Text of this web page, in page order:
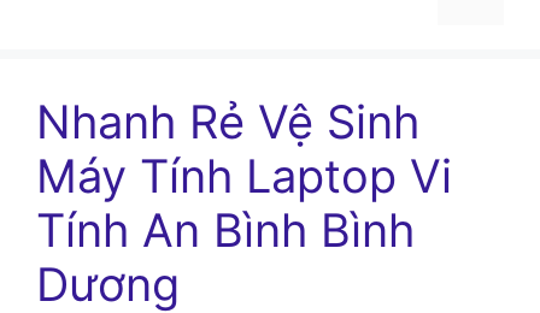
Nhanh Rẻ Vệ Sinh
Máy Tính Laptop Vi
Tính An Bình Bình
Dương